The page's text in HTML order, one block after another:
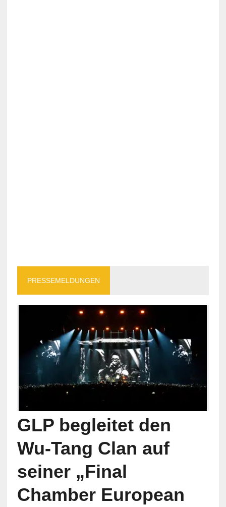
PRESSEMELDUNGEN
GLP begleitet den
Wu-Tang Clan auf
seiner „Final
Chamber European